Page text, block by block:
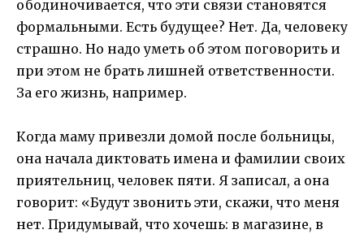
ободиночивается, что эти связи становятся
формальными. Есть будущее? Нет. Да, человеку
страшно. Но надо уметь об этом поговорить и
при этом не брать лишней ответственности.
За его жизнь, например.
Когда маму привезли домой после больницы,
она начала диктовать имена и фамилии своих
приятельниц, человек пяти. Я записал, а она
говорит: «Будут звонить эти, скажи, что меня
нет. Придумывай, что хочешь: в магазине, в